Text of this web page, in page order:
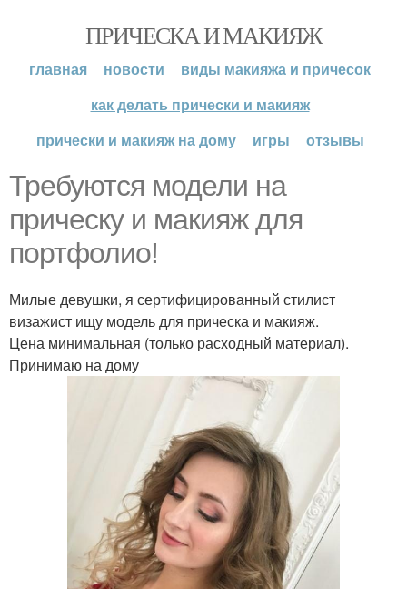
ПРИЧЕСКА И МАКИЯЖ
главная новости
виды макияжа и причесок
как делать прически и макияж
прически и макияж на дому
игры отзывы
Требуются модели на
прическу и макияж для
портфолио!
Милые девушки, я сертифицированный стилист
визажист ищу модель для прическа и макияж.
Цена минимальная (только расходный материал).
Принимаю на дому